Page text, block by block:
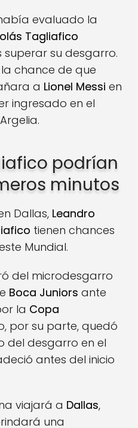
evaluado la
Tagliafico
su desgarro.
chance de que
a Lionel Messi en
ingresado en el
podrían
minutos
Dallas, Leandro
tienen chances
Mundial.
del microdesgarro
Boca Juniors ante
la Copa
por su parte, quedó
del desgarro en el
antes del inicio
viajará a Dallas,
una